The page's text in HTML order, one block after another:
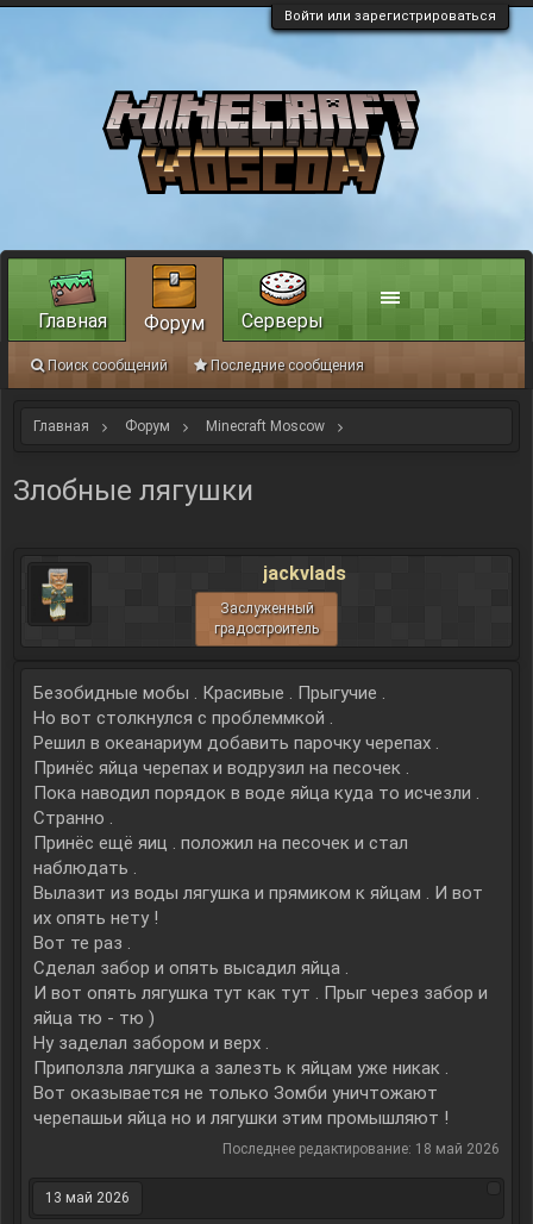
Войти или зарегистрироваться
Главная Форум Minecraft Moscow
Злобные лягушки
jackvlads
Заслуженный
градостроитель
Безобидные мобы . Красивые . Прыгучие .
Но вот столкнулся с проблеммкой .
Решил в океанариум добавить парочку черепах .
Принёс яйца черепах и водрузил на песочек .
Пока наводил порядок в воде яйца куда то исчезли .
Странно .
Принёс ещё яиц . положил на песочек и стал
наблюдать .
Вылазит из воды лягушка и прямиком к яйцам . И вот
их опять нету !
Вот те раз .
Сделал забор и опять высадил яйца .
И вот опять лягушка тут как тут . Прыг через забор и
яйца тю - тю )
Ну заделал забором и верх .
Приползла лягушка а залезть к яйцам уже никак .
Вот оказывается не только Зомби уничтожают
черепашьи яйца но и лягушки этим промышляют !
Последнее редактирование: 18 май 2026
13 май 2026
Главная Форум
Поиск сообщений Последние сообщения
Серверы